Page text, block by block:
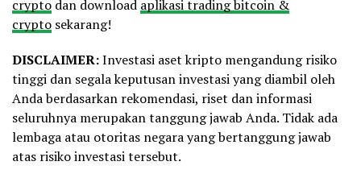
crypto dan download aplikasi trading bitcoin &
crypto sekarang!
DISCLAIMER:Investasi aset kripto mengandung risiko
tinggi dan segala keputusan investasi yang diambil oleh
Anda berdasarkan rekomendasi, riset dan informasi
seluruhnya merupakan tanggung jawab Anda. Tidak ada
lembaga atau otoritas negara yang bertanggung jawab
atas risiko investasi tersebut.